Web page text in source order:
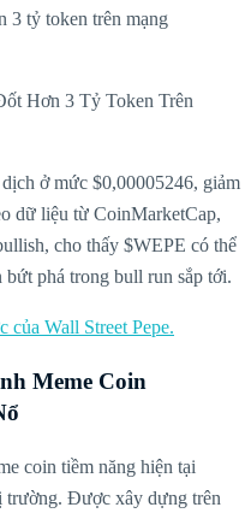
3 tỷ token trên mạng
ở mức $0,00005246, giảm
dữ liệu từ CoinMarketCap,
cho thấy $WEPE có thể
phá trong bull run sắp tới.
Wall Street Pepe.
Meme Coin
coin tiềm năng hiện tại
trường. Được xây dựng trên